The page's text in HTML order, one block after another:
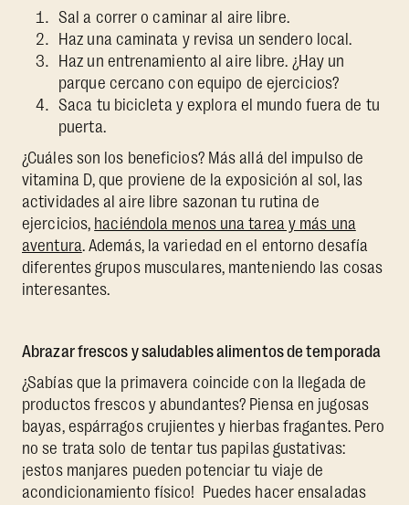
Sal a correr o caminar al aire libre.
Haz una caminata y revisa un sendero local.
Haz un entrenamiento al aire libre. ¿Hay un
parque cercano con equipo de ejercicios?
Saca tu bicicleta y explora el mundo fuera de tu
puerta.
¿Cuáles son los beneficios? Más allá del impulso de
vitamina D, que proviene de la exposición al sol, las
actividades al aire libre sazonan tu rutina de
ejercicios, haciéndola menos una tarea y más una
aventura. Además, la variedad en el entorno desafía
diferentes grupos musculares, manteniendo las cosas
interesantes.
Abrazar frescos y saludables alimentos de temporada
¿Sabías que la primavera coincide con la llegada de
productos frescos y abundantes? Piensa en jugosas
bayas, espárragos crujientes y hierbas fragantes. Pero
no se trata solo de tentar tus papilas gustativas:
¡estos manjares pueden potenciar tu viaje de
acondicionamiento físico! Puedes hacer ensaladas